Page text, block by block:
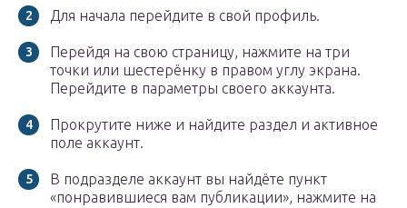
Для начала перейдите в свой профиль.
Перейдя на свою страницу, нажмите на три
точки или шестерёнку в правом углу экрана.
Перейдите в параметры своего аккаунта.
Прокрутите ниже и найдите раздел и активное
поле аккаунт.
В подразделе аккаунт вы найдёте пункт
«понравившиеся вам публикации», нажмите на